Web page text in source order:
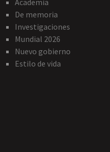
De memoria
Investigaciones
Mundial 2026
Nuevo gobierno
Estilo de vida